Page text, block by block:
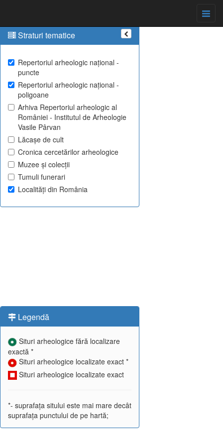
Straturi tematice
Repertoriul arheologic național -
puncte
Repertoriul arheologic național -
poligoane
Arhiva Repertoriul arheologic al
României - Institutul de Arheologie
Vasile Pârvan
Lăcașe de cult
Cronica cercetărilor arheologice
Muzee și colecții
Tumuli funerari
Localități din România
Legendă
Situri arheologice fără localizare
exactă *
Situri arheologice localizate exact *
Situri arheologice localizate exact
*- suprafața sitului este mai mare decât
suprafața punctului de pe hartă;